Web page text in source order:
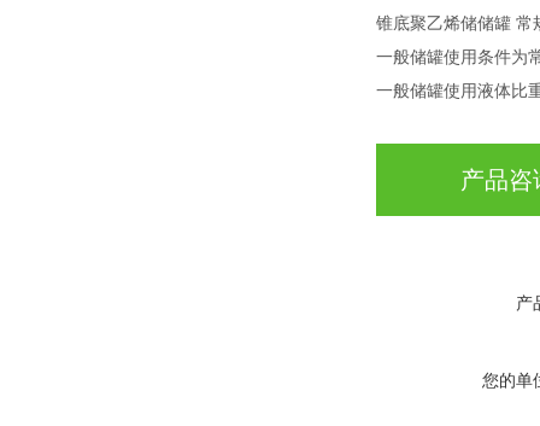
锥底聚乙烯储储罐 常
一般储罐使用条件为
一般储罐使用液体比
产品咨
产
您的单